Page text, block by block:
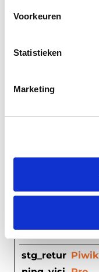
Voorkeuren
Statistieken
Marketing
stg_last_
on
stg_retur Piwik